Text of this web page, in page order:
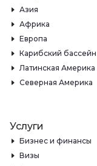
Азия
Африка
Европа
Карибский бассейн
Латинская Америка
Северная Америка
Услуги
Бизнес и финансы
Визы